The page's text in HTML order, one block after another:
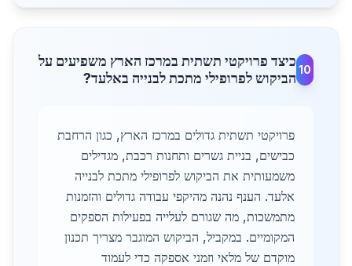
10
כיצד פרויקטי תשתית במרכז הארץ משפיעים על
הביקוש לפרופילי מתכת לבנייה באלעד?
פרויקטי תשתית גדולים במרכז הארץ, כגון הרחבת
כבישים, בניית גשרים ותחנות רכבת, מגדילים
משמעותית את הביקוש לפרופילי מתכת לבנייה
אלעד. הענף נהנה מהיקפי עבודה גדולים והזמנות
מתמשכות, מה שגורם לעלייה בפעילות הספקים
המקומיים. במקביל, הביקוש המוגבר מצריך תכנון
מוקדם של מלאי וזמני אספקה כדי לעמוד